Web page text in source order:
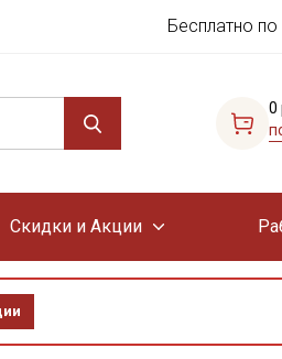
Бесплатно
0
Скидки и Акции